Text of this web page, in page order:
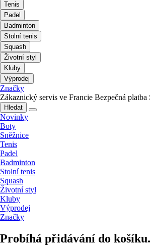
Tenis
Padel
Badminton
Stolní tenis
Squash
Životní styl
Kluby
Výprodej
Značky
Zákaznický servis ve Francie Bezpečná platba
Hledat
Novinky
Boty
Sněžnice
Tenis
Padel
Badminton
Stolní tenis
Squash
Životní styl
Kluby
Výprodej
Značky
Probíhá přidávání do